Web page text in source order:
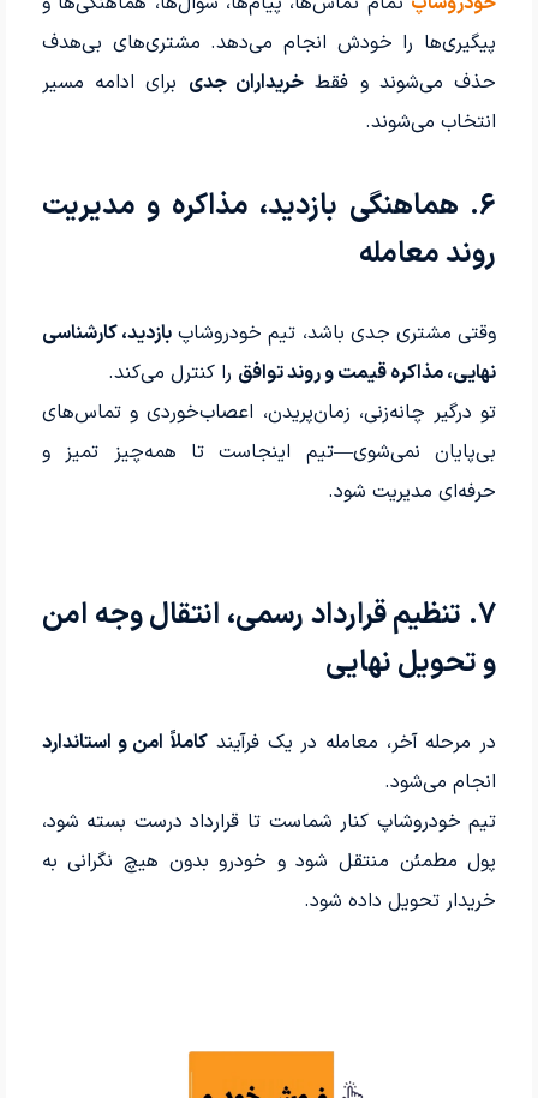
پیگیری‌ها را خودش انجام می‌دهد. مشتری‌های بی‌هدف
حذف می‌شوند و فقط خریداران جدی برای ادامه مسیر
انتخاب می‌شوند.
6. هماهنگی بازدید، مذاکره و مدیریت
روند معامله
وقتی مشتری جدی باشد، تیم خودروشاپ بازدید، کارشناسی
نهایی، مذاکره قیمت و روند توافق را کنترل می‌کند.
تو درگیر چانه‌زنی، زمان‌پریدن، اعصاب‌خوردی و تماس‌های
بی‌پایان نمی‌شوی—تیم اینجاست تا همه‌چیز تمیز و
حرفه‌ای مدیریت شود.
7. تنظیم قرارداد رسمی، انتقال وجه امن
و تحویل نهایی
در مرحله آخر، معامله در یک فرآیند کاملاً امن و استاندارد
انجام می‌شود.
تیم خودروشاپ کنار شماست تا قرارداد درست بسته شود،
پول مطمئن منتقل شود و خودرو بدون هیچ نگرانی به
خریدار تحویل داده شود.